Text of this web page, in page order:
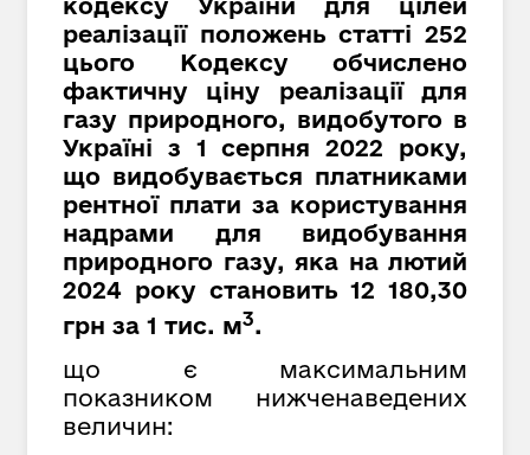
реалізації положень статті 252
цього Кодексу обчислено
фактичну ціну реалізації для
газу природного, видобутого в
Україні з 1 серпня 2022 року,
що видобувається платниками
рентної плати за користування
надрами для видобування
природного газу, яка на лютий
2024 року становить 12 180,30
грн за 1 тис. м3.
що є максимальним
показником нижченаведених
величин: